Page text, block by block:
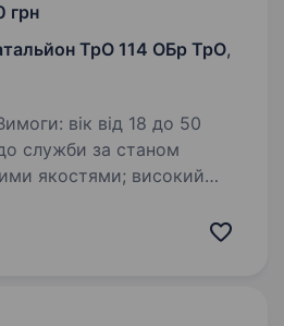
грн
ТрО 114 ОБр ТрО,
високий
та психотропних